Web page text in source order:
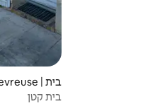
בית | Chevreuse
בית קטן